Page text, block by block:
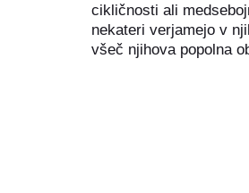
cikličnosti ali
nekateri verjamejo v
všeč njihova popolna